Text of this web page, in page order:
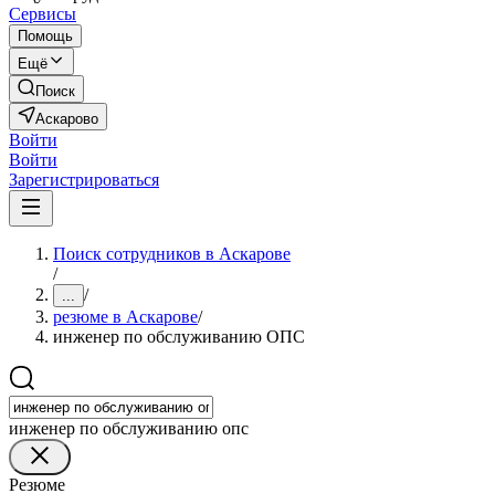
Сервисы
Помощь
Ещё
Поиск
Аскарово
Войти
Войти
Зарегистрироваться
Поиск сотрудников в Аскарове
/
... /
резюме в Аскарове/
инженер по обслуживанию ОПС
инженер по обслуживанию опс
Резюме